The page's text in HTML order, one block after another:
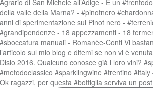
Ok ragazzi, per questa #bottiglia serviva un post